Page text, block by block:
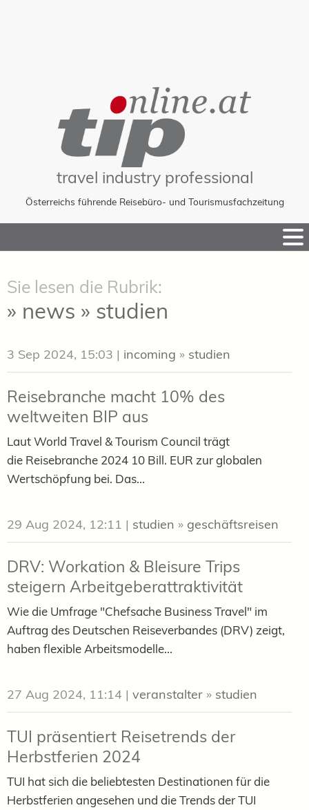
travel industry professional
Österreichs führende Reisebüro- und Tourismusfachzeitung
to
Sie lesen die Rubrik:
» news » studien
3 Sep 2024, 15:03 | incoming » studien
Reisebranche macht 10% des
weltweiten BIP aus
Laut World Travel & Tourism Council trägt
die Reisebranche 2024 10 Bill. EUR zur globalen
Wertschöpfung bei. Das...
29 Aug 2024, 12:11 | studien » geschäftsreisen
DRV: Workation & Bleisure Trips
steigern Arbeitgeberattraktivität
Wie die Umfrage "Chefsache Business Travel" im
Auftrag des Deutschen Reiseverbandes (DRV) zeigt,
haben flexible Arbeitsmodelle...
27 Aug 2024, 11:14 | veranstalter » studien
TUI präsentiert Reisetrends der
Herbstferien 2024
TUI hat sich die beliebtesten Destinationen für die
Herbstferien angesehen und die Trends der TUI